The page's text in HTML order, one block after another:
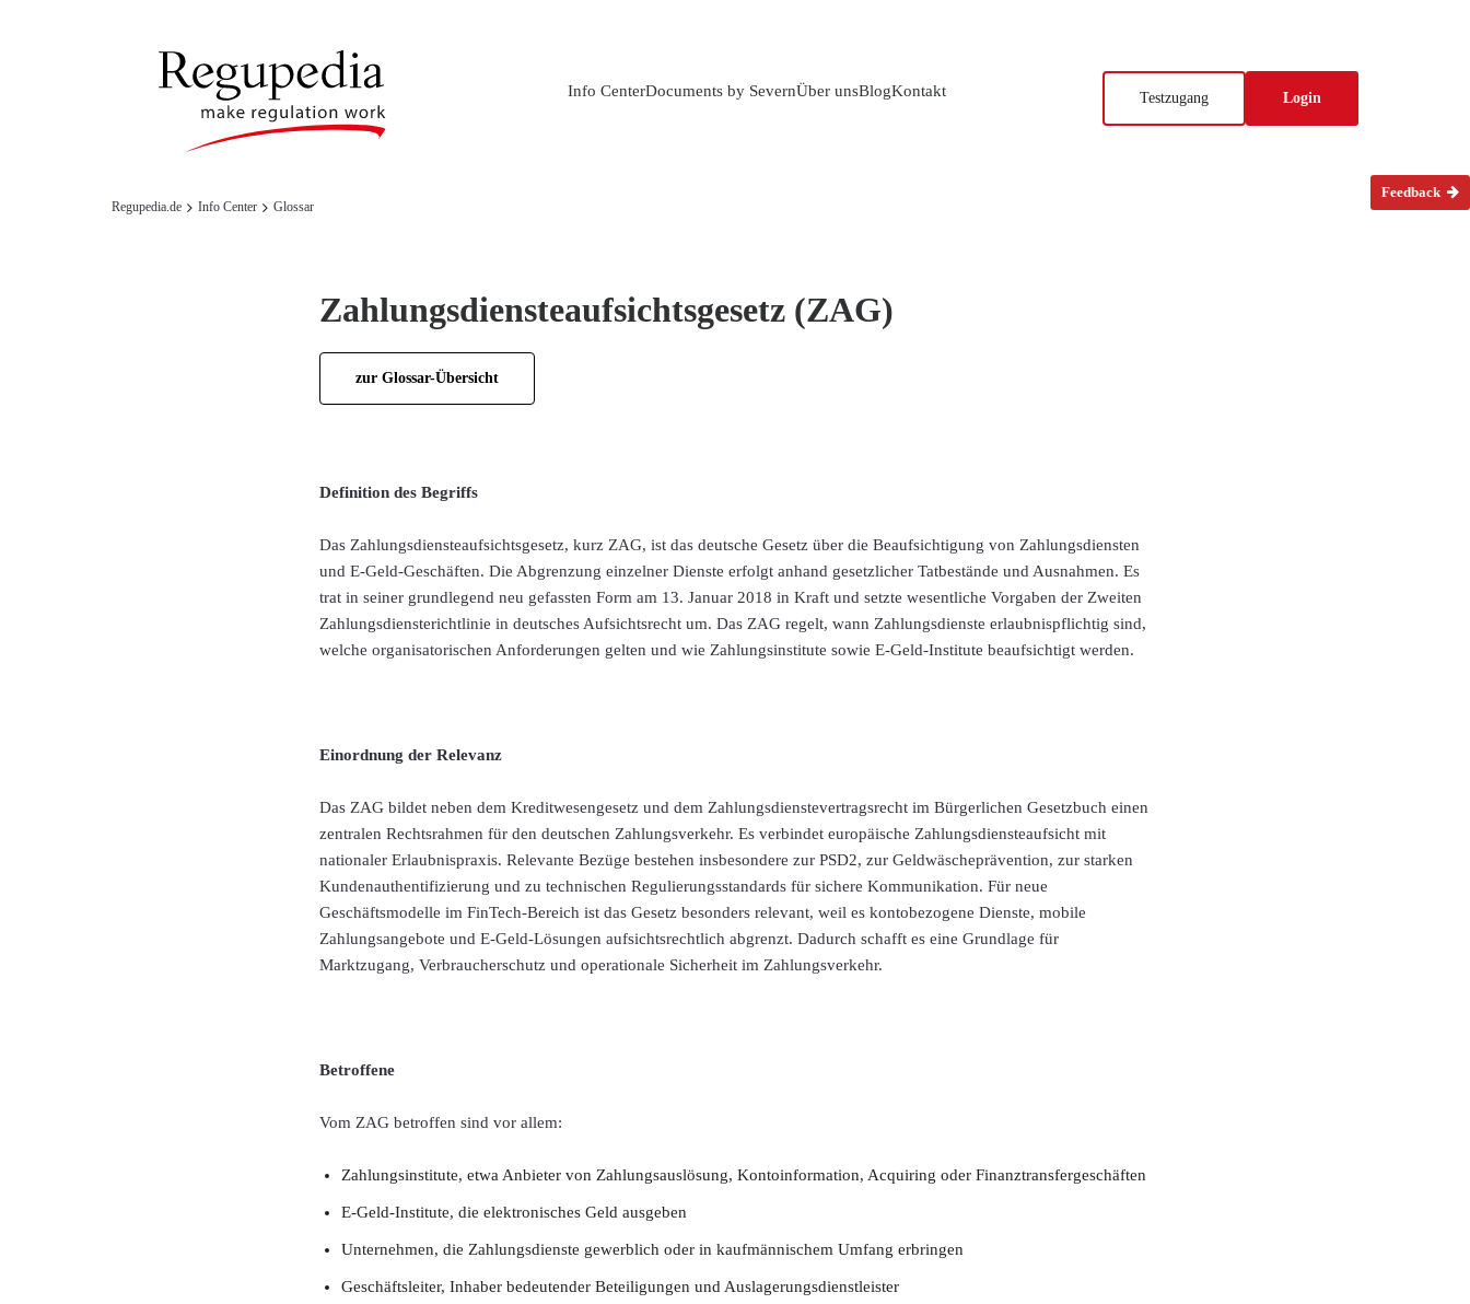
Testzugang Login
Info CenterDocuments by SevernÜber unsBlogKontakt
Regupedia.de Info Center Glossar
Feedback
Zahlungsdiensteaufsichtsgesetz (ZAG)
zur Glossar-Übersicht
Definition des Begriffs
Das Zahlungsdiensteaufsichtsgesetz, kurz ZAG, ist das deutsche Gesetz über die Beaufsichtigung von Zahlungsdiensten
und E-Geld-Geschäften. Die Abgrenzung einzelner Dienste erfolgt anhand gesetzlicher Tatbestände und Ausnahmen. Es
trat in seiner grundlegend neu gefassten Form am 13. Januar 2018 in Kraft und setzte wesentliche Vorgaben der Zweiten
Zahlungsdiensterichtlinie in deutsches Aufsichtsrecht um. Das ZAG regelt, wann Zahlungsdienste erlaubnispflichtig sind,
welche organisatorischen Anforderungen gelten und wie Zahlungsinstitute sowie E-Geld-Institute beaufsichtigt werden.
Einordnung der Relevanz
Das ZAG bildet neben dem Kreditwesengesetz und dem Zahlungsdienstevertragsrecht im Bürgerlichen Gesetzbuch einen
zentralen Rechtsrahmen für den deutschen Zahlungsverkehr. Es verbindet europäische Zahlungsdiensteaufsicht mit
nationaler Erlaubnispraxis. Relevante Bezüge bestehen insbesondere zur PSD2, zur Geldwäscheprävention, zur starken
Kundenauthentifizierung und zu technischen Regulierungsstandards für sichere Kommunikation. Für neue
Geschäftsmodelle im FinTech-Bereich ist das Gesetz besonders relevant, weil es kontobezogene Dienste, mobile
Zahlungsangebote und E-Geld-Lösungen aufsichtsrechtlich abgrenzt. Dadurch schafft es eine Grundlage für
Marktzugang, Verbraucherschutz und operationale Sicherheit im Zahlungsverkehr.
Betroffene
Vom ZAG betroffen sind vor allem:
Zahlungsinstitute, etwa Anbieter von Zahlungsauslösung, Kontoinformation, Acquiring oder Finanztransfergeschäften
E-Geld-Institute, die elektronisches Geld ausgeben
Unternehmen, die Zahlungsdienste gewerblich oder in kaufmännischem Umfang erbringen
Geschäftsleiter, Inhaber bedeutender Beteiligungen und Auslagerungsdienstleister